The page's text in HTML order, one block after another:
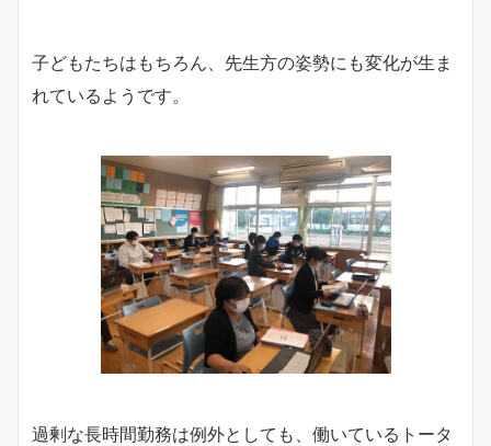
子どもたちはもちろん、先生方の姿勢にも変化が生ま
れているようです。
過剰な長時間勤務は例外としても、働いているトータ